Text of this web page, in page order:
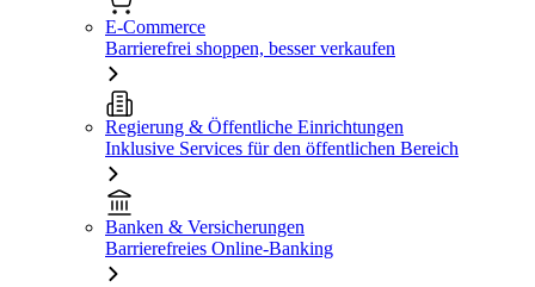
E-Commerce
Barrierefrei shoppen, besser verkaufen
Regierung & Öffentliche Einrichtungen
Inklusive Services für den öffentlichen Bereich
Banken & Versicherungen
Barrierefreies Online-Banking